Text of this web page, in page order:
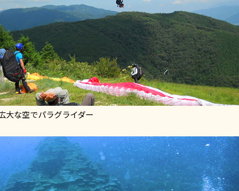
大な空でパラグライダー